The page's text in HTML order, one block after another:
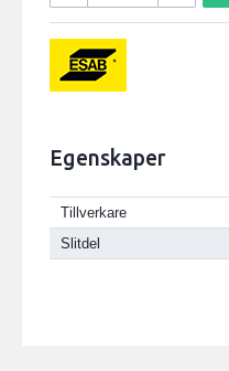
Egenskaper
Tillverkare
Slitdel